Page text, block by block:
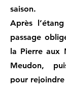
saison.
Après
passage
la Pierre aux
Meudon,
pour rejoindre